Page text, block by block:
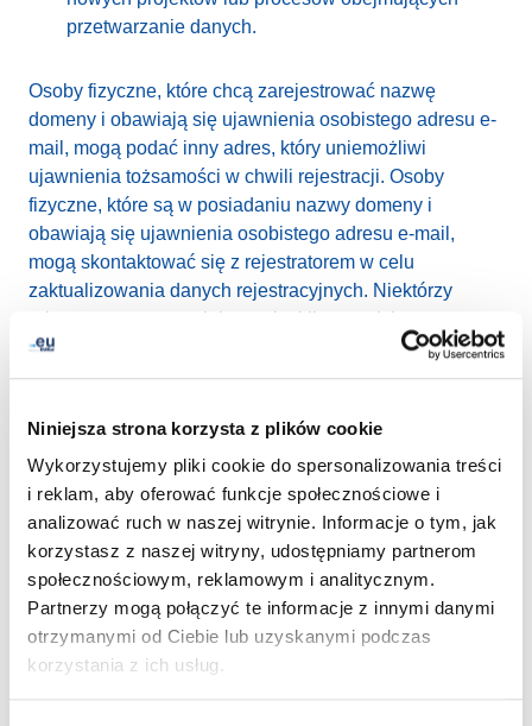
Niniejsza strona korzysta z plików cookie
Wykorzystujemy pliki cookie do spersonalizowania treści
i reklam, aby oferować funkcje społecznościowe i
analizować ruch w naszej witrynie. Informacje o tym, jak
korzystasz z naszej witryny, udostępniamy partnerom
społecznościowym, reklamowym i analitycznym.
Partnerzy mogą połączyć te informacje z innymi danymi
otrzymanymi od Ciebie lub uzyskanymi podczas
korzystania z ich usług.
przetwarzanie danych.
Osoby fizyczne, które chcą zarejestrować nazwę
domeny i obawiają się ujawnienia osobistego adresu e-
mail, mogą podać inny adres, który uniemożliwi
ujawnienia tożsamości w chwili rejestracji. Osoby
fizyczne, które są w posiadaniu nazwy domeny i
obawiają się ujawnienia osobistego adresu e-mail,
mogą skontaktować się z rejestratorem w celu
zaktualizowania danych rejestracyjnych. Niektórzy
rejestratorzy zapewniają swoim klientom (abonentom
domen) opcję użycia zastępczego adresu e-mail do
publikacji w internetowej wyszukiwarceWHOIS.
podlega umowie między abonentem a rejestratorem.
Jako administrator („data controller”) jesteśmy
zobowiązani skutecznie i poprawnie reagować na
wnioski o udzielenie dostępu do danych osobowych,
składane przez abonentów nazw domen. Abonenci
nazw domen mogą sprawdzić swoje dane rejestracyjne
logując się na platformęMoje .eu. Wszelkie wnioski
związane z egzekwowaniem praw osoby, której dane